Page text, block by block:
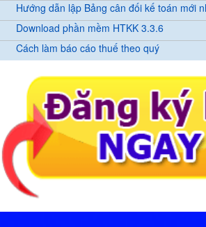
Hướng dẫn lập Bảng cân đối kế toán mới
Download phần mềm HTKK 3.3.6
Cách làm báo cáo thuế theo quý